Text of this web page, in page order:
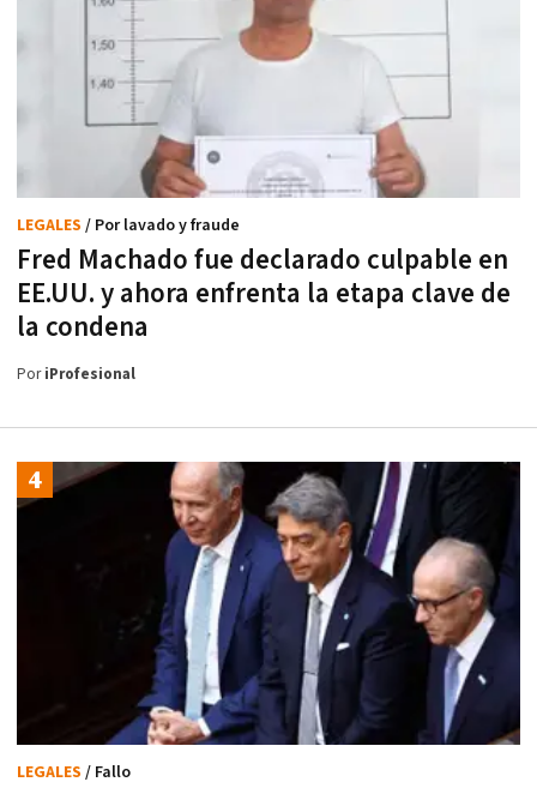
Fred Machado fue declarado culpable en
EE.UU. y ahora enfrenta la etapa clave de
la condena
LEGALES / Por lavado y fraude
PoriProfesional
LEGALES / Fallo